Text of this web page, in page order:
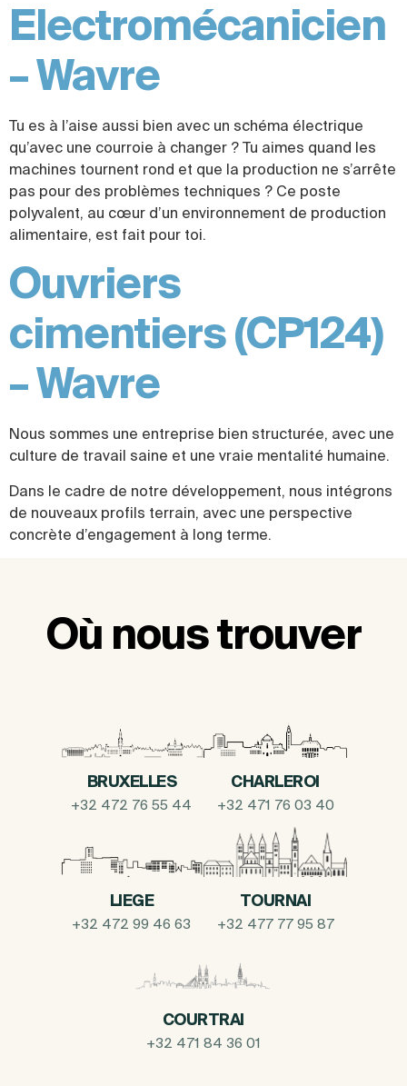
Electromécanicien
– Wavre
Tu es à l’aise aussi bien avec un schéma électrique
qu’avec une courroie à changer ? Tu aimes quand les
machines tournent rond et que la production ne s’arrête
pas pour des problèmes techniques ? Ce poste
polyvalent, au cœur d’un environnement de production
alimentaire, est fait pour toi.
Ouvriers
cimentiers (CP124)
– Wavre
Nous sommes une entreprise bien structurée, avec une
culture de travail saine et une vraie mentalité humaine.
Dans le cadre de notre développement, nous intégrons
de nouveaux profils terrain, avec une perspective
concrète d’engagement à long terme.
Où nous trouver
BRUXELLES
+32 472 76 55 44
CHARLEROI
+32 471 76 03 40
LIEGE
+32 472 99 46 63
TOURNAI
+32 477 77 95 87
COURTRAI
+32 471 84 36 01